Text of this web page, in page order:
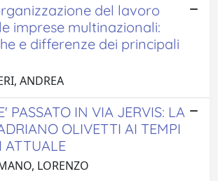
del lavoro
imprese multinazionali:
e differenze dei principali
ANDREA
PASSATO IN VIA JERVIS: LA
OLIVETTI AI TEMPI
ATTUALE
LORENZO